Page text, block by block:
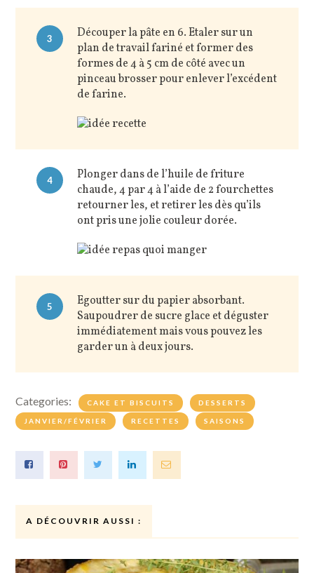
3
Découper la pâte en 6. Etaler sur un
plan de travail fariné et former des
formes de 4 à 5 cm de côté avec un
pinceau brosser pour enlever l’excédent
de farine.
4
Plonger dans de l’huile de friture
chaude, 4 par 4 à l’aide de 2 fourchettes
retourner les, et retirer les dès qu’ils
ont pris une jolie couleur dorée.
5
Egoutter sur du papier absorbant.
Saupoudrer de sucre glace et déguster
immédiatement mais vous pouvez les
garder un à deux jours.
Categories: CAKE ET BISCUITS DESSERTS
JANVIER/FÉVRIER RECETTES SAISONS
A DÉCOUVRIR AUSSI :